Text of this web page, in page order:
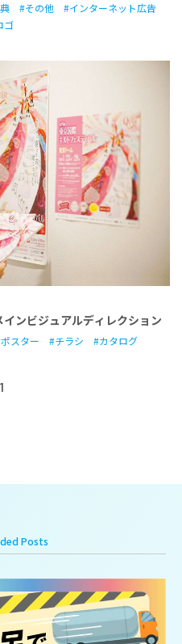
その他
インターネット広告
ゴ
ンビジュアルディレクション
ポスター チラシ カタログ
1
Posts